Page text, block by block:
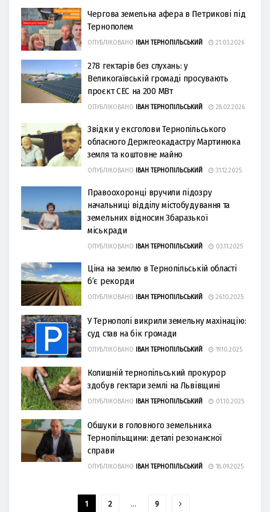
Чергова земельна афера в Петрикові під
Тернополем
ОПУБЛІКОВАНО ІВАН ТЕРНОПІЛЬСЬКИЙ 21.03.2026
278 гектарів без слухань: у
Великогаївській громаді просувають
проєкт СЕС на 200 МВт
ОПУБЛІКОВАНО ІВАН ТЕРНОПІЛЬСЬКИЙ 28.02.2026
Звідки у ексголови Тернопільського
обласного Держгеокадастру Мартинюка
земля та коштовне майно
ОПУБЛІКОВАНО ІВАН ТЕРНОПІЛЬСЬКИЙ 31.12.2025
Правоохоронці вручили підозру
начальниці відділу містобудування та
земельних відносин Збаразької
міськради
ОПУБЛІКОВАНО ІВАН ТЕРНОПІЛЬСЬКИЙ 03.11.2025
Ціна на землю в Тернопільській області
б’є рекорди
ОПУБЛІКОВАНО ІВАН ТЕРНОПІЛЬСЬКИЙ 26.10.2025
У Тернополі викрили земельну махінацію:
суд став на бік громади
ОПУБЛІКОВАНО ІВАН ТЕРНОПІЛЬСЬКИЙ 19.10.2025
Колишній тернопільський прокурор
здобув гектари землі на Львівщині
ОПУБЛІКОВАНО ІВАН ТЕРНОПІЛЬСЬКИЙ 01.10.2025
Обшуки в головного земельника
Тернопільщини: деталі резонансної
справи
ОПУБЛІКОВАНО ІВАН ТЕРНОПІЛЬСЬКИЙ 18.09.2025
1 2 … 9